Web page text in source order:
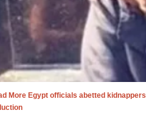
More Egypt officials abetted